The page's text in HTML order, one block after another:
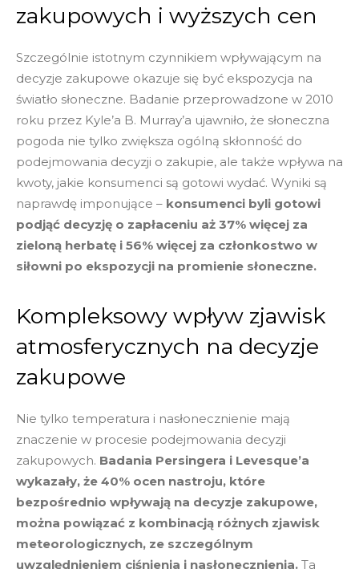
zakupowych i wyższych cen
Szczególnie istotnym czynnikiem wpływającym na
decyzje zakupowe okazuje się być ekspozycja na
światło słoneczne. Badanie przeprowadzone w 2010
roku przez Kyle’a B. Murray’a ujawniło, że słoneczna
pogoda nie tylko zwiększa ogólną skłonność do
podejmowania decyzji o zakupie, ale także wpływa na
kwoty, jakie konsumenci są gotowi wydać. Wyniki są
naprawdę imponujące – konsumenci byli gotowi
podjąć decyzję o zapłaceniu aż 37% więcej za
zieloną herbatę i 56% więcej za członkostwo w
siłowni po ekspozycji na promienie słoneczne.
Kompleksowy wpływ zjawisk
atmosferycznych na decyzje
zakupowe
Nie tylko temperatura i nasłonecznienie mają
znaczenie w procesie podejmowania decyzji
zakupowych. Badania Persingera i Levesque’a
wykazały, że 40% ocen nastroju, które
bezpośrednio wpływają na decyzje zakupowe,
można powiązać z kombinacją różnych zjawisk
meteorologicznych, ze szczególnym
uwzględnieniem ciśnienia i nasłonecznienia. Ta